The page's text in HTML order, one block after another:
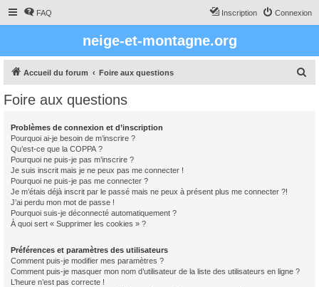
FAQ Connexion
Inscription
neige-et-montagne.org
Accueil du forum Foire aux questions
Foire aux questions
Problèmes de connexion et d’inscription
Pourquoi ai-je besoin de m’inscrire ?
Qu’est-ce que la COPPA ?
Pourquoi ne puis-je pas m’inscrire ?
Je suis inscrit mais je ne peux pas me connecter !
Pourquoi ne puis-je pas me connecter ?
Je m’étais déjà inscrit par le passé mais ne peux à présent plus me connecter ?!
J’ai perdu mon mot de passe !
Pourquoi suis-je déconnecté automatiquement ?
À quoi sert « Supprimer les cookies » ?
Préférences et paramètres des utilisateurs
Comment puis-je modifier mes paramètres ?
Comment puis-je masquer mon nom d’utilisateur de la liste des utilisateurs en ligne ?
L’heure n’est pas correcte !